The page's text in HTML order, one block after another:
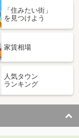
「住みたい街」
を見つけよう
家賃相場
人気タウン
ランキング